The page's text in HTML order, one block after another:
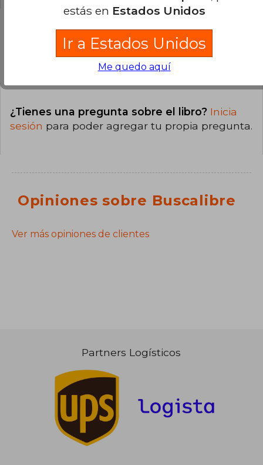
Preguntas y respuestas sobre el libro
¿Tienes una pregunta sobre el libro? Inicia
sesión para poder agregar tu propia pregunta.
Opiniones sobre Buscalibre
Ver más opiniones de clientes
Partners Logísticos
estás en Estados Unidos
Ir a Estados Unidos
Me quedo aquí